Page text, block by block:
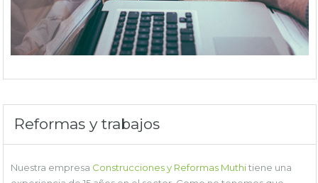
Reformas y trabajos
Nuestra empresa Construcciones y Reformas Muthitiene una